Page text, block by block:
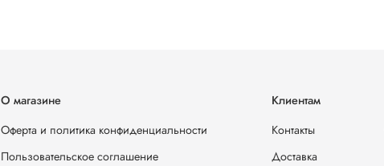
О магазине
Оферта и политика конфиденциальности
Пользовательское соглашение
Клиентам
Контакты
Доставка